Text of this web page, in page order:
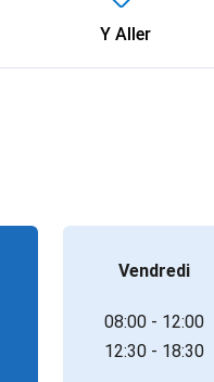
Y Aller
Vendredi
08:00 - 12:00
12:30 - 18:30